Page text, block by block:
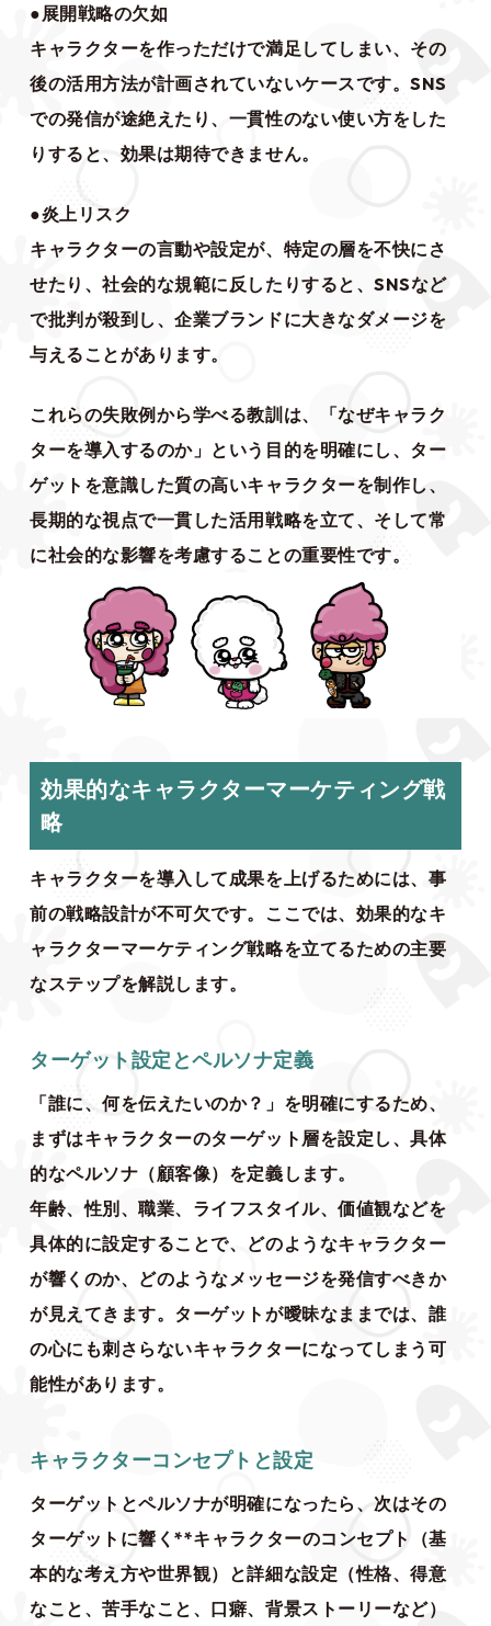
●展開戦略の欠如
キャラクターを作っただけで満足してしまい、その
後の活用方法が計画されていないケースです。SNS
での発信が途絶えたり、一貫性のない使い方をした
りすると、効果は期待できません。
●炎上リスク
キャラクターの言動や設定が、特定の層を不快にさ
せたり、社会的な規範に反したりすると、SNSなど
で批判が殺到し、企業ブランドに大きなダメージを
与えることがあります。
これらの失敗例から学べる教訓は、「なぜキャラク
ターを導入するのか」という目的を明確にし、ター
ゲットを意識した質の高いキャラクターを制作し、
長期的な視点で一貫した活用戦略を立て、そして常
に社会的な影響を考慮することの重要性です。
効果的なキャラクターマーケティング戦
略
キャラクターを導入して成果を上げるためには、事
前の戦略設計が不可欠です。ここでは、効果的なキ
ャラクターマーケティング戦略を立てるための主要
なステップを解説します。
ターゲット設定とペルソナ定義
「誰に、何を伝えたいのか？」を明確にするため、
まずはキャラクターのターゲット層を設定し、具体
的なペルソナ（顧客像）を定義します。
年齢、性別、職業、ライフスタイル、価値観などを
具体的に設定することで、どのようなキャラクター
が響くのか、どのようなメッセージを発信すべきか
が見えてきます。ターゲットが曖昧なままでは、誰
の心にも刺さらないキャラクターになってしまう可
能性があります。
キャラクターコンセプトと設定
ターゲットとペルソナが明確になったら、次はその
ターゲットに響く**キャラクターのコンセプト（基
本的な考え方や世界観）と詳細な設定（性格、得意
なこと、苦手なこと、口癖、背景ストーリーなど）